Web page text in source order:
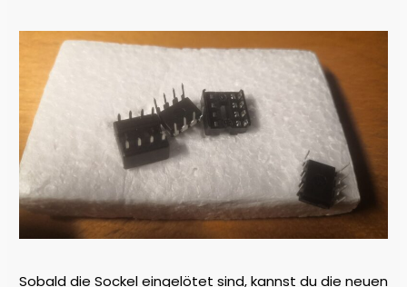
Sobald die Sockel eingelötet sind, kannst du die neuen